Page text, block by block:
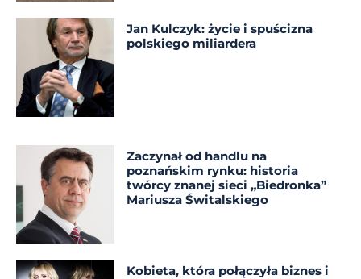
Jan Kulczyk: życie i spuścizna
polskiego miliardera
Zaczynał od handlu na
poznańskim rynku: historia
twórcy znanej sieci „Biedronka”
Mariusza Świtalskiego
Kobieta, która połączyła biznes i